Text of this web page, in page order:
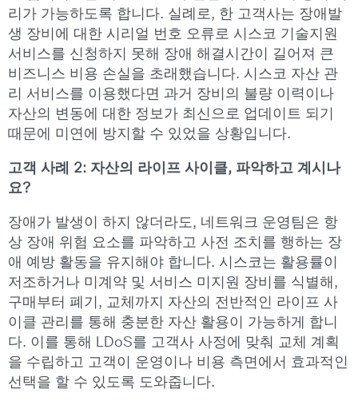
리가 가능하도록 합니다. 실례로, 한 고객사는 장애발
생 장비에 대한 시리얼 번호 오류로 시스코 기술지원
서비스를 신청하지 못해 장애 해결시간이 길어져 큰
비즈니스 비용 손실을 초래했습니다. 시스코 자산 관
리 서비스를 이용했다면 과거 장비의 불량 이력이나
자산의 변동에 대한 정보가 최신으로 업데이트 되기
때문에 미연에 방지할 수 있었을 상황입니다.
고객 사례 2: 자산의 라이프 사이클, 파악하고 계시나
요?
장애가 발생이 하지 않더라도, 네트워크 운영팀은 항
상 장애 위험 요소를 파악하고 사전 조치를 행하는 장
애 예방 활동을 유지해야 합니다. 시스코는 활용률이
저조하거나 미계약 및 서비스 미지원 장비를 식별해,
구매부터 폐기, 교체까지 자산의 전반적인 라이프 사
이클 관리를 통해 충분한 자산 활용이 가능하게 합니
다. 이를 통해 LDoS를 고객사 사정에 맞춰 교체 계획
을 수립하고 고객이 운영이나 비용 측면에서 효과적인
선택을 할 수 있도록 도와줍니다.